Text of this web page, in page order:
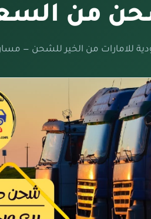
من
للامارات من الخير للشحن —